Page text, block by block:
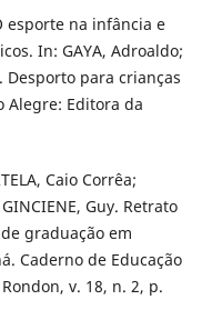
esporte na infância e
In: GAYA, Adroaldo;
Desporto para crianças
Alegre: Editora da
Caio Corrêa;
Guy. Retrato
graduação em
Caderno de Educação
v. 18, n. 2, p.